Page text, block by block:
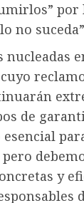
por
no
nucleadas
de
y